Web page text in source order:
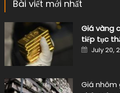
Bài viết mới nhất
Giá vàng
tiếp tục
Posted
on
July 20,
Giá nhôm